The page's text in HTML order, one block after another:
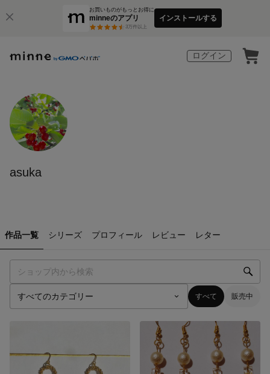
お買いものがもっとお得に
minneのアプリ
3万件以上
インストールする
ログイン
asuka
作品一覧 シリーズ プロフィール レビュー レター
すべて 販売中